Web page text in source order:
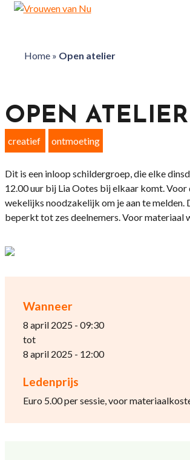
Home» Open atelier
Wanneer
8 april 2025 - 09:30
tot
8 april 2025 - 12:00
Ledenprijs
Euro 5.00 per sessie, voor
OPEN ATELIER
creatief ontmoeting
Dit is een inloop schildergroep, die elke
12.00 uur bij Lia Ootes bij elkaar komt. Voor
wekelijks noodzakelijk om je aan te melden.
beperkt tot zes deelnemers. Voor materiaal